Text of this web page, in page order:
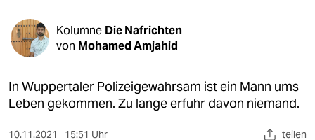
öko
gesellschaft
kultur
sport
Kolumne Die Nafrichten
von Mohamed Amjahid
In Wuppertaler Polizeigewahrsam ist ein Mann ums
Leben gekommen. Zu lange erfuhr davon niemand.
10.11.2021 15:51 Uhr teilen